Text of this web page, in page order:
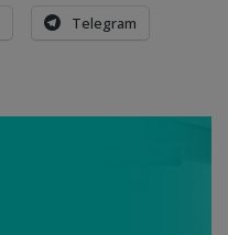
Telegram